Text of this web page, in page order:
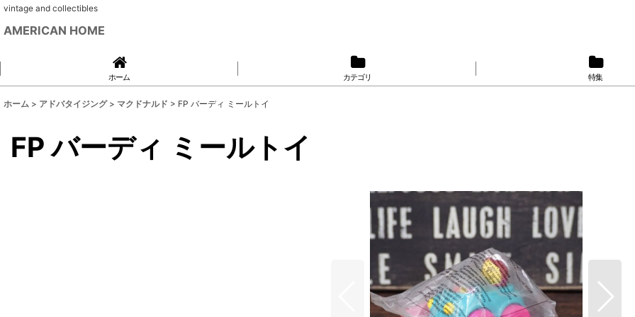
vintage and collectibles
AMERICAN HOME
ホーム カテゴリ 特集
ホーム > アドバタイジング > マクドナルド > FP バーディ ミールトイ
FP バーディ ミールトイ